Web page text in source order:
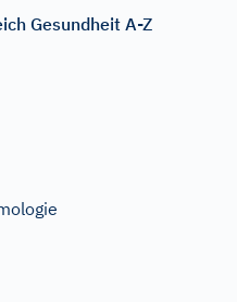
Gesundheit A-Z